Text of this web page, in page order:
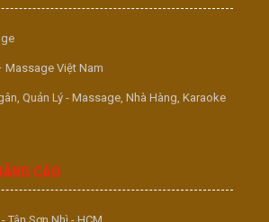
Massage Việt Nam
Quản Lý - Massage, Nhà Hàng, Karaoke
CÁO